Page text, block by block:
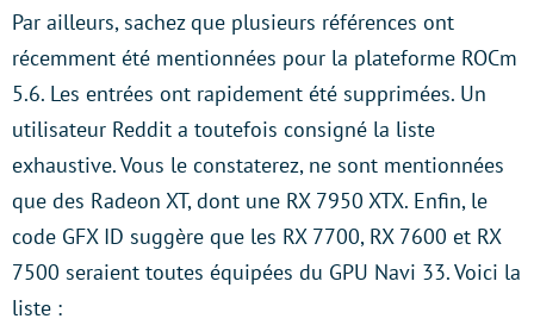
Par ailleurs, sachez que plusieurs références ont
récemment été mentionnées pour la plateforme ROCm
5.6. Les entrées ont rapidement été supprimées. Un
utilisateur Reddit a toutefois consigné la liste
exhaustive. Vous le constaterez, ne sont mentionnées
que des Radeon XT, dont une RX 7950 XTX. Enfin, le
code GFX ID suggère que les RX 7700, RX 7600 et RX
7500 seraient toutes équipées du GPU Navi 33. Voici la
liste :